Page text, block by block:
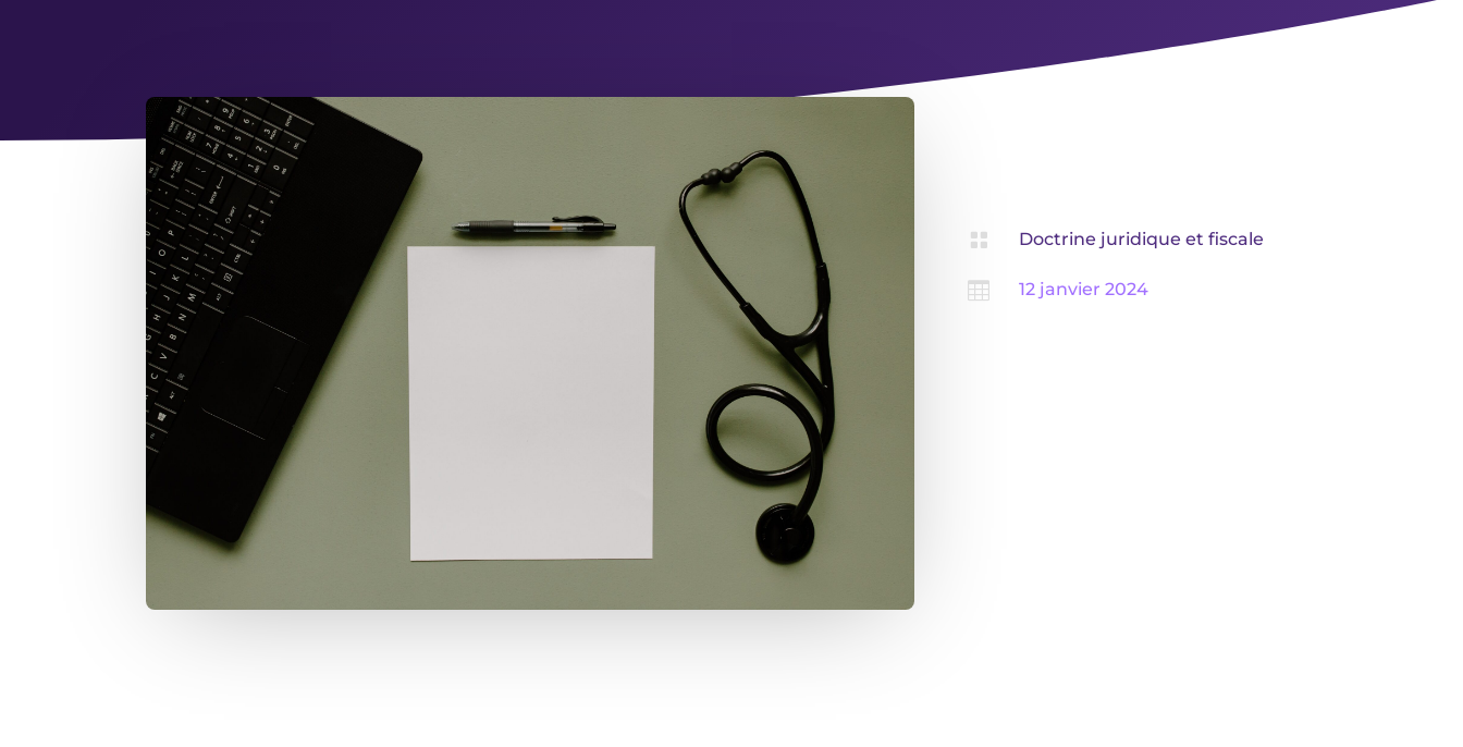
 Doctrine juridique et fiscale
 12 janvier 2024